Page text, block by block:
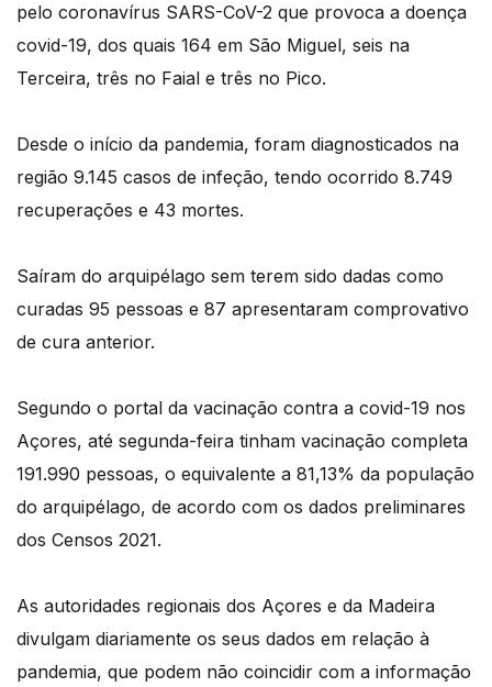
pelo coronavírus SARS-CoV-2 que provoca a doença
covid-19, dos quais 164 em São Miguel, seis na
Terceira, três no Faial e três no Pico.
Desde o início da pandemia, foram diagnosticados na
região 9.145 casos de infeção, tendo ocorrido 8.749
recuperações e 43 mortes.
Saíram do arquipélago sem terem sido dadas como
curadas 95 pessoas e 87 apresentaram comprovativo
de cura anterior.
Segundo o portal da vacinação contra a covid-19 nos
Açores, até segunda-feira tinham vacinação completa
191.990 pessoas, o equivalente a 81,13% da população
do arquipélago, de acordo com os dados preliminares
dos Censos 2021.
As autoridades regionais dos Açores e da Madeira
divulgam diariamente os seus dados em relação à
pandemia, que podem não coincidir com a informação